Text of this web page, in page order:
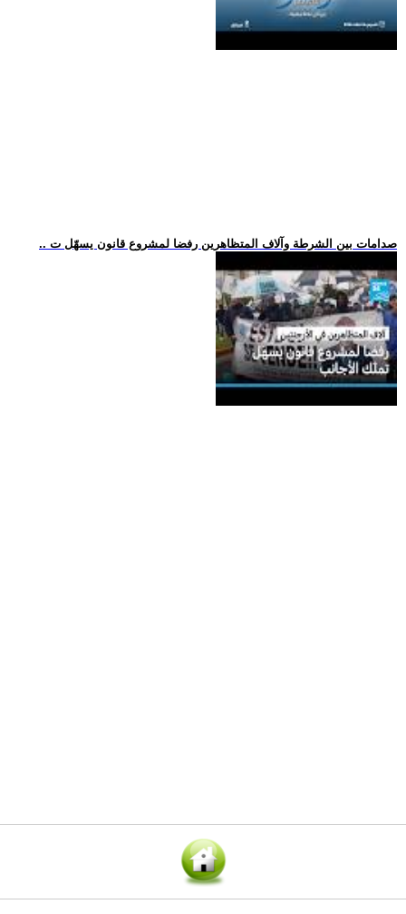
.. صدامات بين الشرطة وآلاف المتظاهرين رفضا لمشروع قانون يسهّل ت